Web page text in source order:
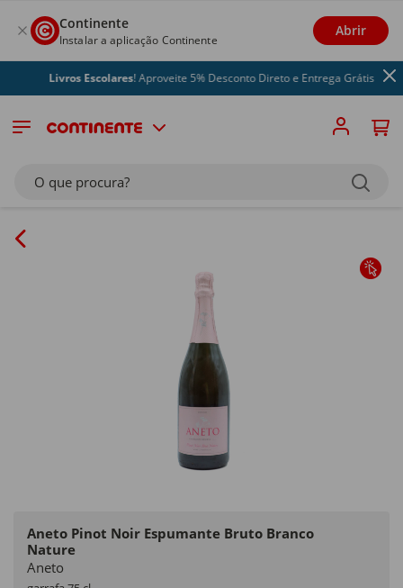
Continente
Instalar a aplicação Continente
Abrir
Livros Escolares! Aproveite 5% Desconto Direto e Entrega Grátis
O que procura?
Aneto Pinot Noir Espumante Bruto Branco
Nature
Aneto